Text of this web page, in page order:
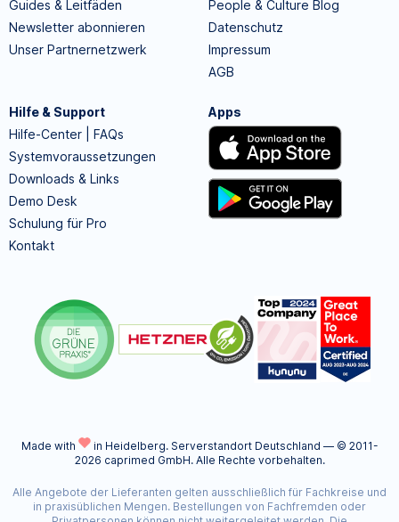
Guides & Leitfäden
Newsletter abonnieren
Unser Partnernetzwerk
People & Culture Blog
Datenschutz
Impressum
AGB
Hilfe & Support
Hilfe-Center | FAQs
Systemvoraussetzungen
Downloads & Links
Demo Desk
Schulung für Pro
Kontakt
Apps
Made with in Heidelberg. Serverstandort Deutschland — © 2011-
2026 caprimed GmbH. Alle Rechte vorbehalten.
Alle Angebote der Lieferanten gelten ausschließlich für Fachkreise und
in praxisüblichen Mengen. Bestellungen von Fachfremden oder